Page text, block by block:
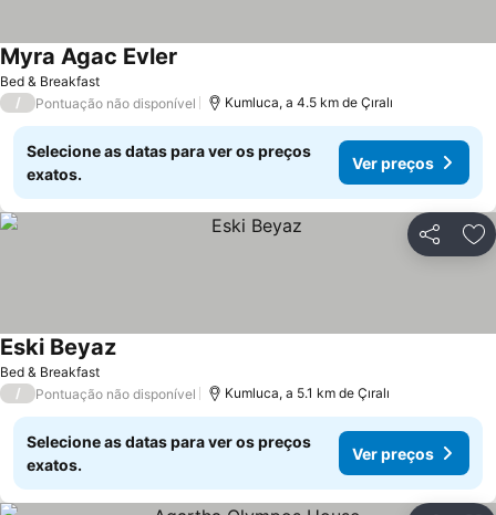
Bed & Breakfast
Myra Agac Evler
/ Pontuação não disponível Kumluca, a 4.5 km de Çıralı
Selecione as datas para ver os preços
exatos.
Ver preços
Partilhar
Bed & Breakfast
Eski BeyazVer preços
/ Pontuação não disponível Kumluca, a 5.1 km de Çıralı
Selecione as datas para ver os preços
exatos.
Ver preços